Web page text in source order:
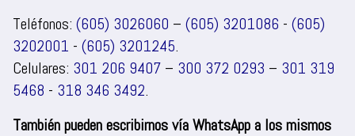
Teléfonos: (605) 3026060 – (605) 3201086 - (605)
3202001 - (605) 3201245.
Celulares: 301 206 9407 – 300 372 0293 – 301 319
5468 - 318 346 3492.
También pueden escribirnos vía WhatsApp a los mismos